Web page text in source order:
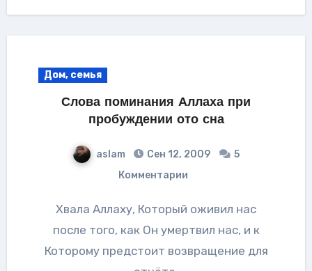
Дом, семья
Слова поминания Аллаха при
пробуждении ото сна
aslam Сен 12, 2009
5
Комментарии
Хвала Аллаху, Который оживил нас
после того, как Он умертвил нас, и к
Которому предстоит возвращение для